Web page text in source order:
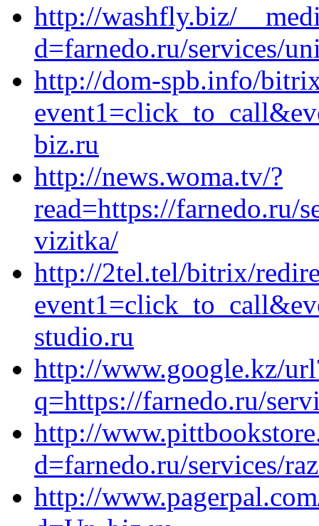
http://washfly.biz/
d=farnedo.ru/services/
http://dom-spb.info/
biz.ru
http://news.woma.tv/?
read=https://farnedo.ru/
vizitka/
http://2tel.tel/bitrix/
studio.ru
http://www.google.kz/
q=https://farnedo.ru/
http://
d=farnedo.ru/services/
http://